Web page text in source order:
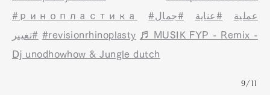
#ринопластика
#عملية #عناية
#جمال
#تغيير #revisionrhinoplasty
♬ MUSIK FYP - Remix -
Dj unodhowhow & Jungle dutch
9/11